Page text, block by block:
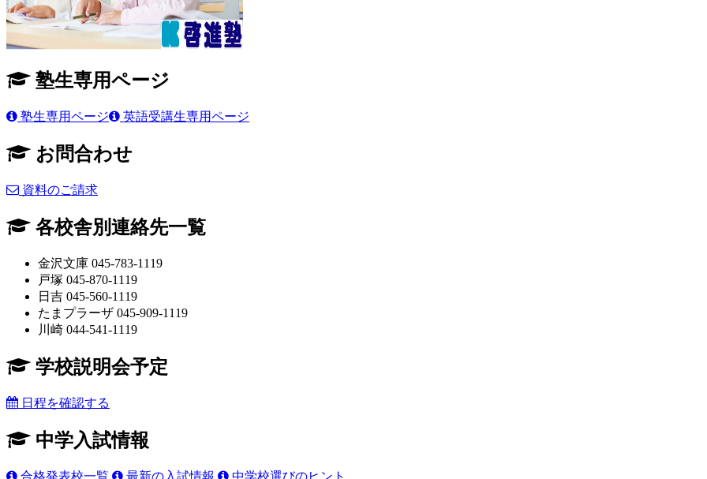
塾生専用ページ
塾生専用ページ 英語受講生専用ページ
お問合わせ
資料のご請求
各校舎別連絡先一覧
金沢文庫 045-783-1119
戸塚 045-870-1119
日吉 045-560-1119
たまプラーザ 045-909-1119
川崎 044-541-1119
学校説明会予定
日程を確認する
中学入試情報
合格発表校一覧 最新の入試情報 中学校選びのヒント